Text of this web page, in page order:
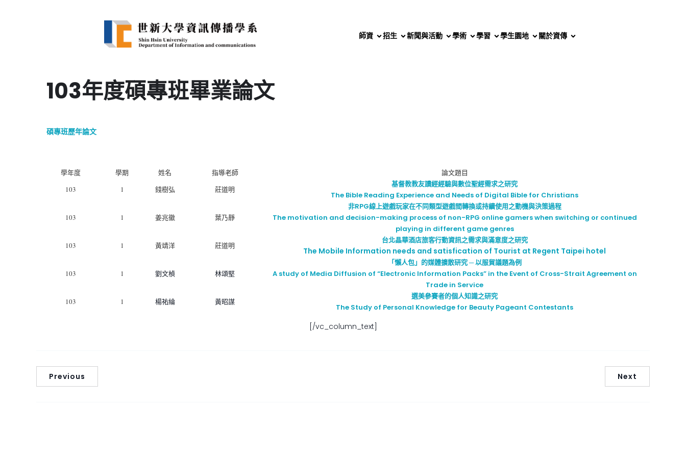
師資 招生 新聞與活動 學術 學習 學生園地 關於資傳
103年度碩專班畢業論文
碩專班歷年論文
學年度 學期 姓名 指導老師
論文題目
103
1 錢樹弘 莊道明
基督教教友讀經經驗與數位聖經需求之研究
The Bible Reading Experience and Needs of Digital Bible for Christians
103 1 姜兆徽 葉乃靜
非RPG線上遊戲玩家在不同類型遊戲間轉換或持續使用之動機與決策過程
The motivation and decision-making process of non-RPG online gamers when switching or continued
playing in different game genres
103 1 黃靖洋 莊道明
台北晶華酒店旅客行動資訊之需求與滿意度之研究
The Mobile Information needs and satisfication of Tourist at Regent Taipei hotel
103 1 劉文楨 林頌堅
「懶人包」的媒體擴散研究 ─ 以服貿議題為例
A study of Media Diffusion of “Electronic Information Packs” in the Event of Cross-Strait Agreement on
Trade in Service
103 1 楊祐綸 黃昭謀
選美參賽者的個人知識之研究
The Study of Personal Knowledge for Beauty Pageant Contestants
[/vc_column_text]
Previous Next